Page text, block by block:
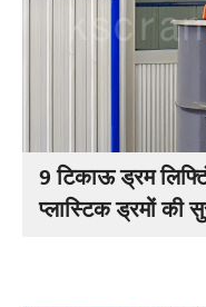
9 टिकाऊ ड्रम
प्लास्टिक ड्रमों की